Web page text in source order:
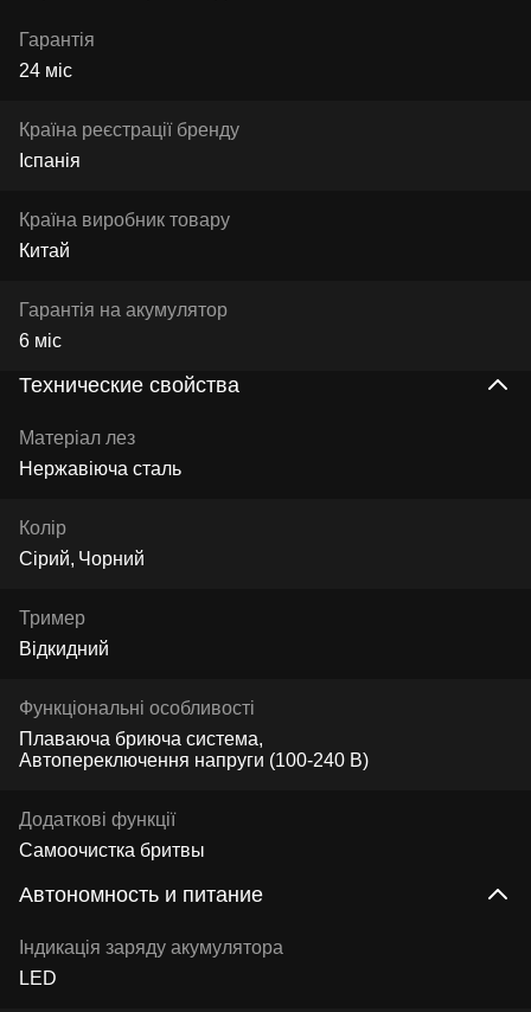
Гарантія
24 міс
Країна реєстрації бренду
Іспанія
Країна виробник товару
Китай
Гарантія на акумулятор
6 міс
Технические свойства
Матеріал лез
Нержавіюча сталь
Колір
Сірий Чорний
Тример
Відкидний
Функціональні особливості
Плаваюча бриюча система
Автопереключення напруги (100-240 В)
Додаткові функції
Самоочистка бритвы
Автономность и питание
Індикація заряду акумулятора
LED